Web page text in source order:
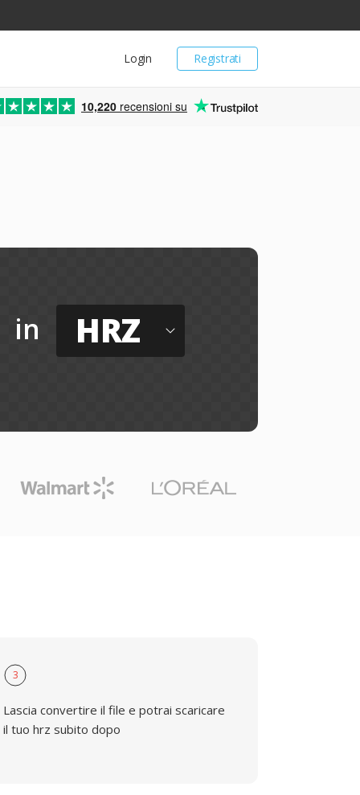
Registrati
Login
10,220 recensioni su
in HRZ
3
Lascia convertire il file e potrai scaricare
il tuo hrz subito dopo